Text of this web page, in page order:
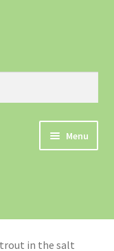
Menu
in the salt